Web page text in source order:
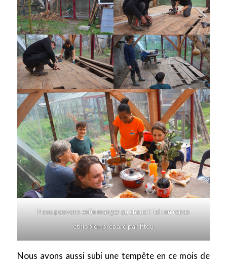
Nous pouvons enfin manger au chaud ! Ici : un repas
éthiopien préparé par Iftou
Nous avons aussi subi une tempête en ce mois de